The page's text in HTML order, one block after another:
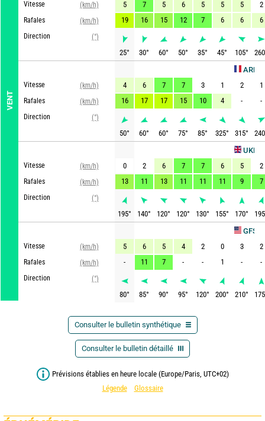
VENT
Vitesse
(km/h)
Rafales
(km/h)
Direction
(°)
ARPEGE
Vitesse
(km/h)
Rafales
(km/h)
Direction
(°)
UKMO
Vitesse
(km/h)
Rafales
(km/h)
Direction
(°)
Vitesse
(km/h)
Rafales
(km/h)
Direction
(°)
5 7 5 6 5 5 5
2
19
16 15 12 7 6 6 6
25° 30° 60° 50° 35° 45° 105° 260
4 6 7 7 3 1 2
1
16
17 17 15 10 4 - -
50° 60° 60° 75° 85° 325° 315° 240
0 2 6 7 7 6 5
2
13
11 13 11 11 11 9 7
195° 140° 120° 120° 130° 155° 170° 195
5 6 5 4 2 0 3
2
-
11 7 - - 1 - -
80° 85° 90° 95° 120° 200° 210° 175
Consulter le bulletin synthétique
Consulter le bulletin détaillé
Prévisions établies en heure locale (Europe/Paris, UTC+02)
Légende
Glossaire